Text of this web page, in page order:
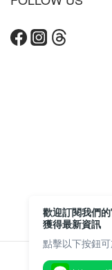
歡迎訂閱我們
獲得最新資訊
點擊以下按鈕可